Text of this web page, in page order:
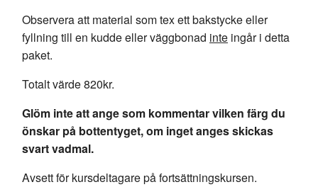
Observera att material som tex ett bakstycke eller
fyllning till en kudde eller väggbonad inte ingår i detta
paket.
Totalt värde 820kr.
Glöm inte att ange som kommentar vilken färg du
önskar på bottentyget, om inget anges skickas
svart vadmal.
Avsett för kursdeltagare på fortsättningskursen.